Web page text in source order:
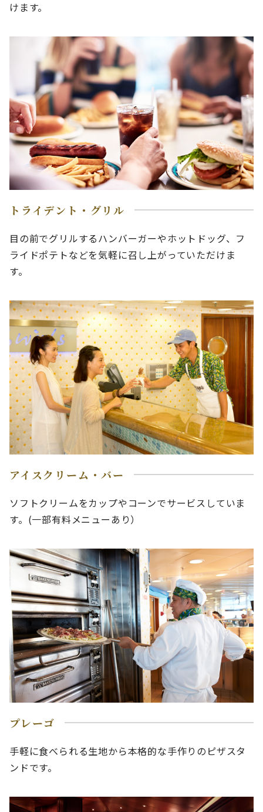
けます。
トライデント・グリル
目の前でグリルするハンバーガーやホットドッグ、フ
ライドポテトなどを気軽に召し上がっていただけま
す。
アイスクリーム・バー
ソフトクリームをカップやコーンでサービスしていま
す。(一部有料メニューあり）
プレーゴ
手軽に食べられる生地から本格的な手作りのピザスタ
ンドです。